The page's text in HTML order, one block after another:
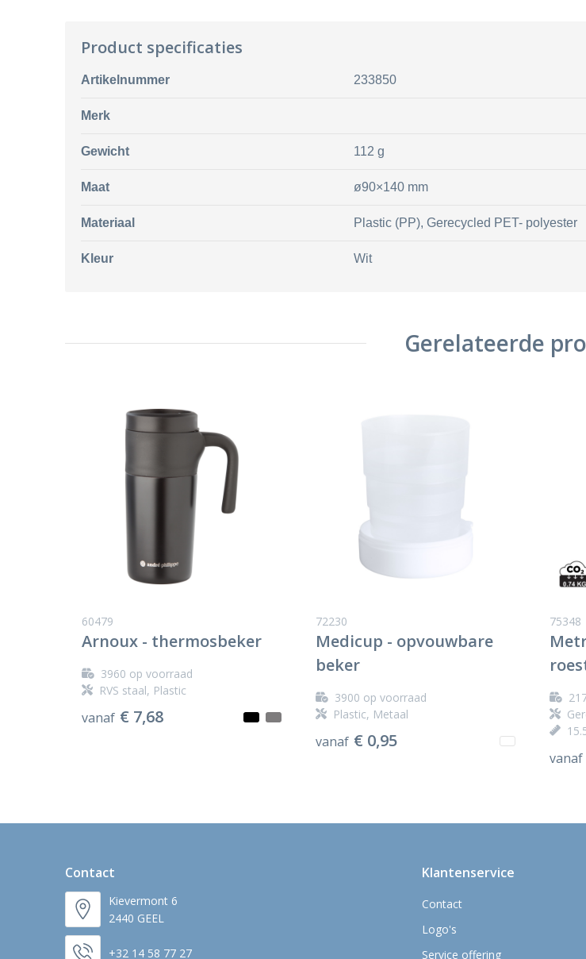
Product specificaties
Artikelnummer 233850
Merk
Gewicht 112 g
Maat ø90×140 mm
Materiaal Plastic (PP), Gerecycled PET- polyester
Kleur Wit
Gerelateerde
60479
Arnoux - thermosbeker
3960 op voorraad
RVS staal, Plastic
vanaf € 7,68
72230
Medicup - opvouwbare
beker
3900 op voorraad
Plastic, Metaal
vanaf € 0,95
75348
vanaf
Contact
Kievermont 6
2440 GEEL
+32 14 58 77 27
Klantenservice
Contact
Logo's
Service offering